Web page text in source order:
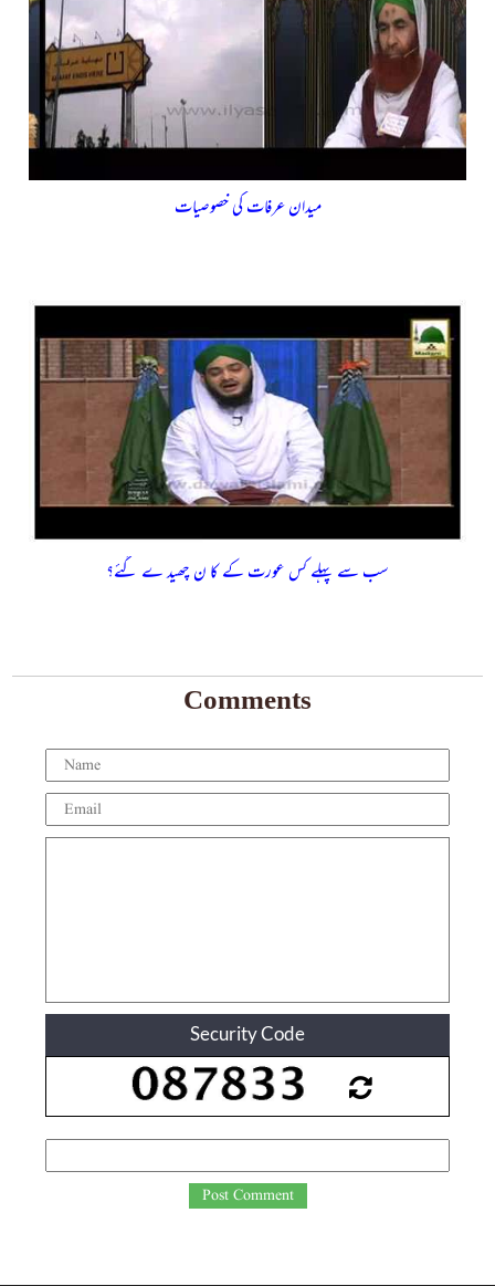
میدان عرفات کی خصوصیات
سب سے پہلے کس عورت کے کا ن چھید ے گئے؟
Comments
Security Code
Post Comment